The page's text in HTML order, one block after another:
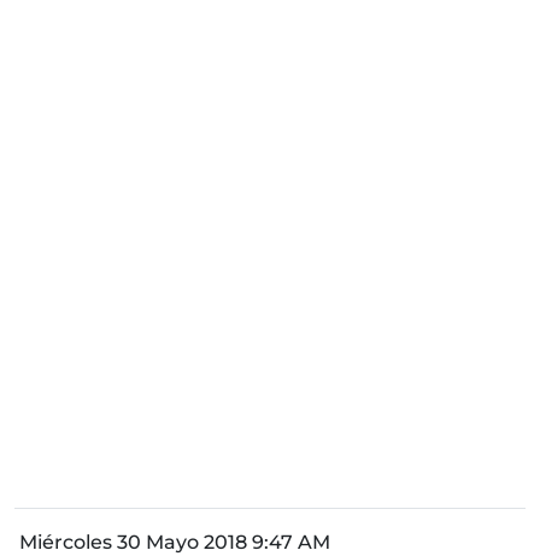
Miércoles 30 Mayo 2018 9:47 AM